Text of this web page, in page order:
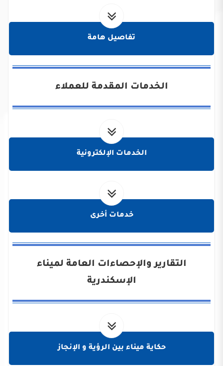
تفاصيل هامة
الخدمات المقدمة للعملاء
الخدمات الإلكترونية
خدمات أخرى
التقارير والإحصاءات العامة لميناء
الإسكندرية
حكاية ميناء بين الرؤية و الإنجاز